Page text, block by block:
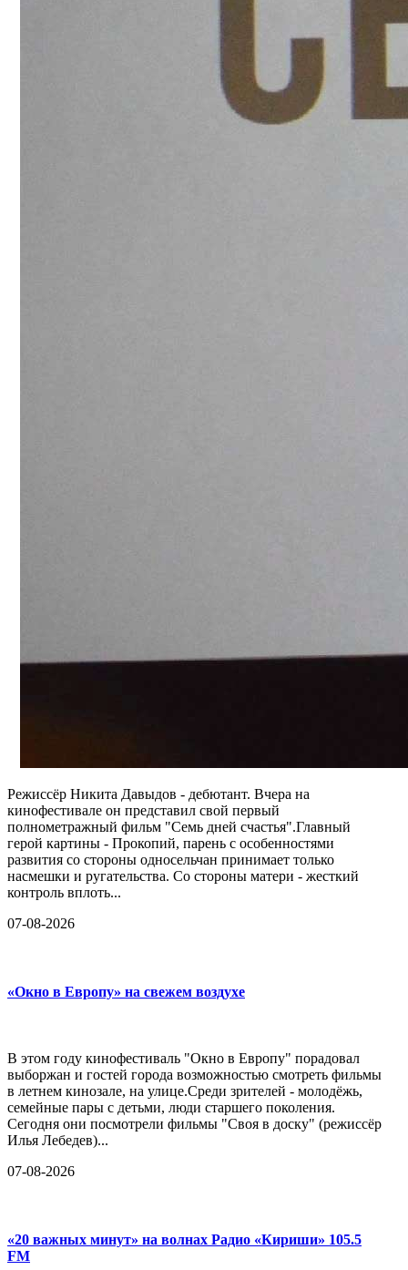
Режиссёр Никита Давыдов - дебютант. Вчера на
кинофестивале он представил свой первый
полнометражный фильм "Семь дней счастья".Главный
герой картины - Прокопий, парень с особенностями
развития со стороны односельчан принимает только
насмешки и ругательства. Со стороны матери - жесткий
контроль вплоть...
07-08-2026
«Окно в Европу» на свежем воздухе
В этом году кинофестиваль "Окно в Европу" порадовал
выборжан и гостей города возможностью смотреть фильмы
в летнем кинозале, на улице.Среди зрителей - молодёжь,
семейные пары с детьми, люди старшего поколения.
Сегодня они посмотрели фильмы "Своя в доску" (режиссёр
Илья Лебедев)...
07-08-2026
«20 важных минут» на волнах Радио «Кириши» 105.5
FM